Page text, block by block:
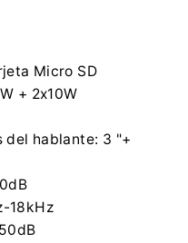
Micro SD
+ 2x10W
del hablante: 3 "+
18kHz